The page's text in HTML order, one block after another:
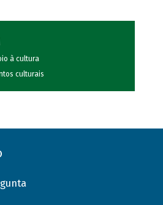
à cultura
culturais